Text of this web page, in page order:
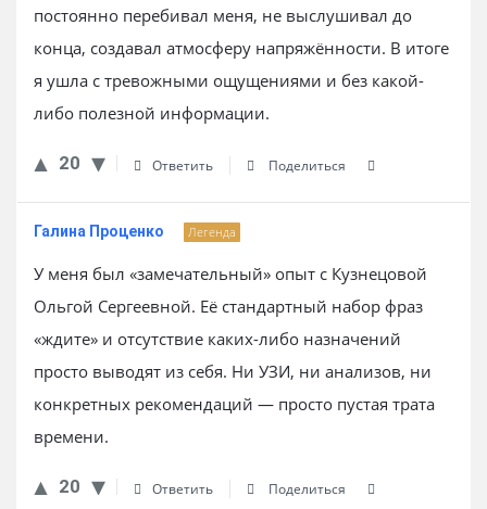
постоянно перебивал меня, не выслушивал до
конца, создавал атмосферу напряжённости. В итоге
я ушла с тревожными ощущениями и без какой-
либо полезной информации.
20 Ответить Поделиться
Галина Проценко Легенда
У меня был «замечательный» опыт с Кузнецовой
Ольгой Сергеевной. Её стандартный набор фраз
«ждите» и отсутствие каких-либо назначений
просто выводят из себя. Ни УЗИ, ни анализов, ни
конкретных рекомендаций — просто пустая трата
времени.
20 Ответить Поделиться